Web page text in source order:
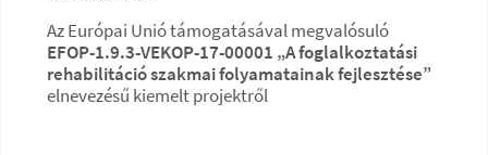
Az Európai Unió támogatásával megvalósuló
EFOP-1.9.3-VEKOP-17-00001 „A foglalkoztatási
rehabilitáció szakmai folyamatainak fejlesztése”
elnevezésű kiemelt projektről